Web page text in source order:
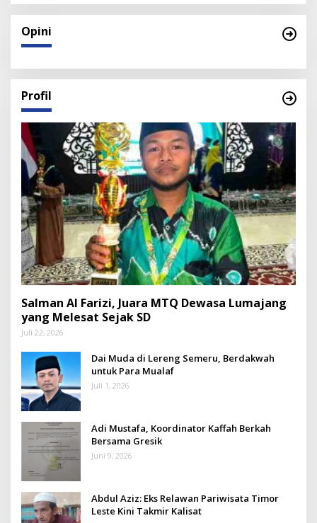
Opini
Profil
Salman Al Farizi, Juara MTQ Dewasa Lumajang
yang Melesat Sejak SD
Juli 22, 2026
Dai Muda di Lereng Semeru, Berdakwah
untuk Para Mualaf
Juli 1, 2026
Adi Mustafa, Koordinator Kaffah Berkah
Bersama Gresik
Juni 9, 2026
Abdul Aziz: Eks Relawan Pariwisata Timor
Leste Kini Takmir Kalisat